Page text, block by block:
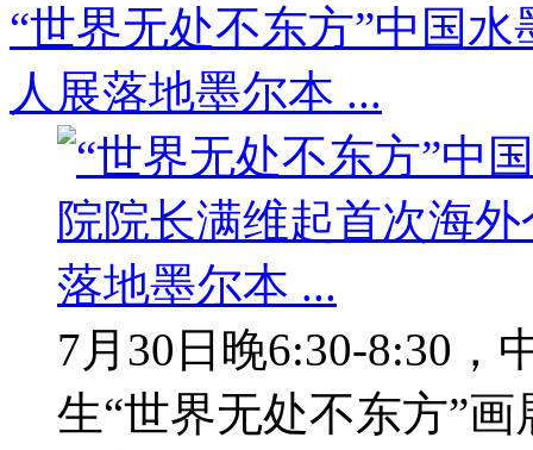
“世界无处不东方”中国
人展落地墨尔本 ...
7月30日晚6:30-8:30，
生“世界无处不东方”